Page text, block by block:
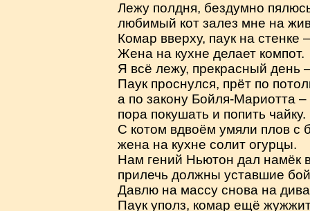
Лежу полдня, бездумно
любимый кот залез мне на
Комар вверху, паук на стенке
Жена на кухне делает компот.
Я всё лежу, прекрасный день
Паук проснулся, прёт по
а по закону Бойля-Мариотта –
пора покушать и попить чайку.
С котом вдвоём умяли плов с
жена на кухне солит огурцы.
Нам гений Ньютон дал намёк
прилечь должны уставшие
Давлю на массу снова на
Паук уполз, комар ещё